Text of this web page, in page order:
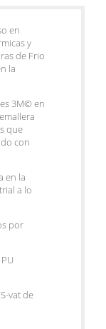
en
y
de Frio
la
3M© en
que
con
en la
a lo
por
vat de